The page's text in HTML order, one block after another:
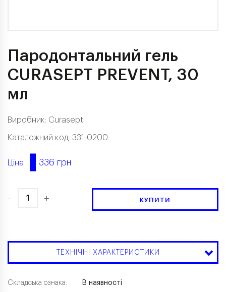
Пародонтальний гель
CURASEPT PREVENT, 30
мл
Виробник: Curasept
Каталожний код: 331-0200
Ціна 336 грн
- + КУПИТИ
ТЕХНІЧНІ ХАРАКТЕРИСТИКИ
Складська ознака: В наявності